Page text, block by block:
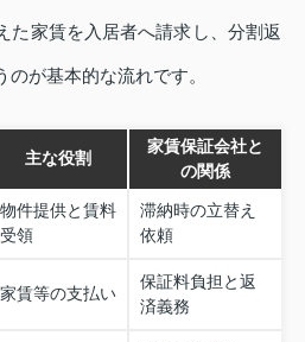
た家賃を入居者へ請求し、分割返
が基本的な流れです。
主な役割
家賃保証会社と
の関係
物件提供と賃料
受領
滞納時の立替え
依頼
家賃等の支払い
保証料負担と返
済義務